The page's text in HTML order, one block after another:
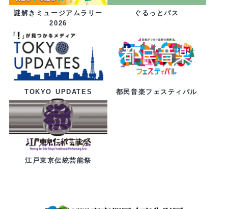
謎解きミュージアムラリー
2026
ぐるっとパス
TOKYO UPDATES 都民音楽フェスティバル
江戸東京伝統芸能祭